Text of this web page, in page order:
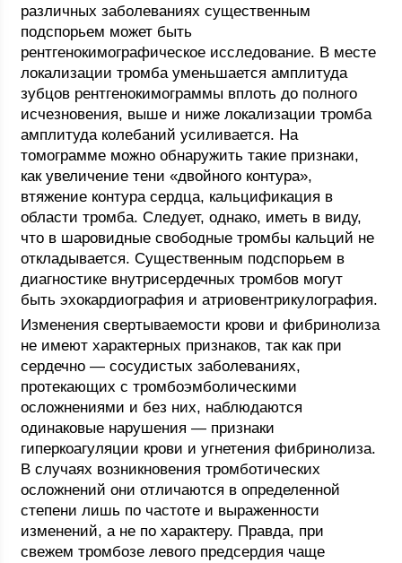
различных заболеваниях существенным
подспорьем может быть
рентгенокимографическое исследование. В месте
локализации тромба уменьшается амплитуда
зубцов рентгенокимограммы вплоть до полного
исчезновения, выше и ниже локализации тромба
амплитуда колебаний усиливается. На
томограмме можно обнаружить такие признаки,
как увеличение тени «двойного контура»,
втяжение контура сердца, кальцификация в
области тромба. Следует, однако, иметь в виду,
что в шаровидные свободные тромбы кальций не
откладывается. Существенным подспорьем в
диагностике внутрисердечных тромбов могут
быть эхокардиография и атриовентрикулография.
Изменения свертываемости крови и фибринолиза
не имеют характерных признаков, так как при
сердечно — сосудистых заболеваниях,
протекающих с тромбоэмболическими
осложнениями и без них, наблюдаются
одинаковые нарушения — признаки
гиперкоагуляции крови и угнетения фибринолиза.
В случаях возникновения тромботических
осложнений они отличаются в определенной
степени лишь по частоте и выраженности
изменений, а не по характеру. Правда, при
свежем тромбозе левого предсердия чаще